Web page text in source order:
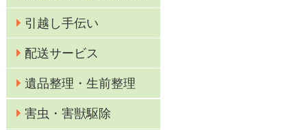
引越し手伝い
配送サービス
遺品整理・生前整理
害虫・害獣駆除